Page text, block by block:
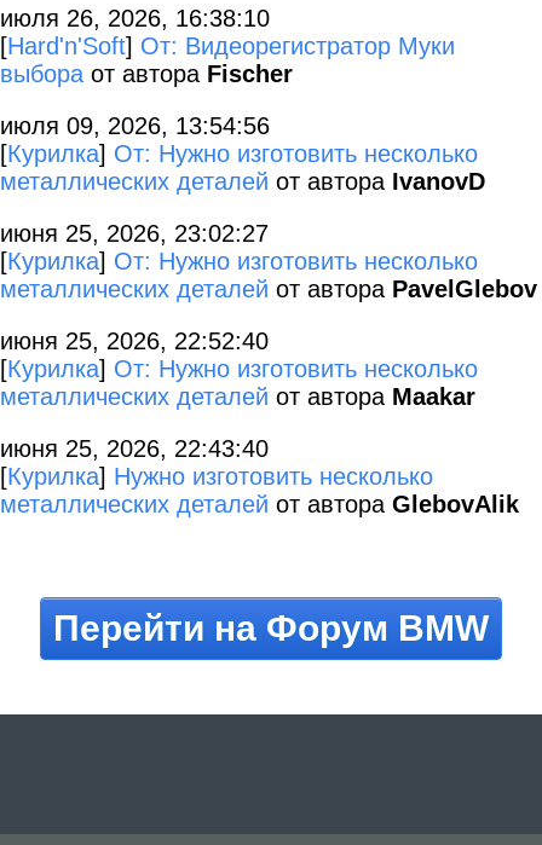
июля 26, 2026, 16:38:10
[Hard'n'Soft] От: Видеорегистратор Муки
выбора от автора Fischer
июля 09, 2026, 13:54:56
[Курилка] От: Нужно изготовить несколько
металлических деталей от автора IvanovD
июня 25, 2026, 23:02:27
[Курилка] От: Нужно изготовить несколько
металлических деталей от автора PavelGlebov
июня 25, 2026, 22:52:40
[Курилка] От: Нужно изготовить несколько
металлических деталей от автора Maakar
июня 25, 2026, 22:43:40
[Курилка] Нужно изготовить несколько
металлических деталей от автора GlebovAlik
Перейти на Форум BMW